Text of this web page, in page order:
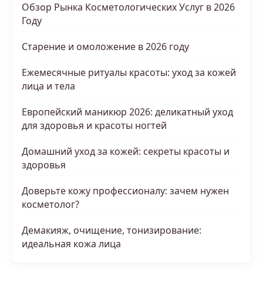
Обзор Рынка Косметологических Услуг в 2026
Году
Старение и омоложение в 2026 году
Ежемесячные ритуалы красоты: уход за кожей
лица и тела
Европейский маникюр 2026: деликатный уход
для здоровья и красоты ногтей
Домашний уход за кожей: секреты красоты и
здоровья
Доверьте кожу профессионалу: зачем нужен
косметолог?
Демакияж, очищение, тонизирование:
идеальная кожа лица